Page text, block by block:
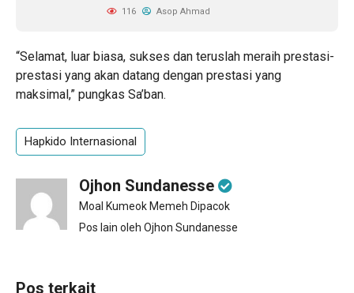
116 Asop Ahmad
“Selamat, luar biasa, sukses dan teruslah meraih prestasi-
prestasi yang akan datang dengan prestasi yang
maksimal,” pungkas Sa’ban.
Hapkido Internasional
Ojhon Sundanesse
Moal Kumeok Memeh Dipacok
Pos lain oleh Ojhon Sundanesse
Pos terkait